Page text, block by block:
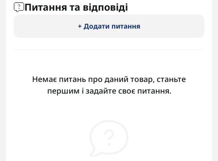
Питання та відповіді
+ Додати питання
Немає питань про даний товар, станьте
першим і задайте своє питання.